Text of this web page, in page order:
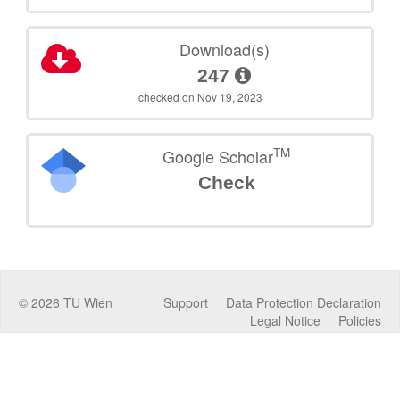
Download(s)
247
checked on Nov 19, 2023
Google ScholarTM
Check
© 2026 TU Wien Data Protection Declaration
Support
Policies
Legal Notice